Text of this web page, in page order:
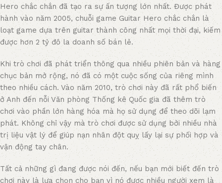
Hero chắc chắn đã tạo ra sự ấn tượng lớn nhất. Được phát
hành vào năm 2005, chuỗi game Guitar Hero chắc chắn là
loạt game dựa trên guitar thành công nhất mọi thời đại, kiếm
được hơn 2 tỷ đô la doanh số bán lẻ.
Khi trò chơi đã phát triển thông qua nhiều phiên bản và hàng
chục bản mở rộng, nó đã có một cuộc sống của riêng mình
theo nhiều cách. Vào năm 2010, trò chơi này đã rất phổ biến
ở Anh đến nỗi Văn phòng Thống kê Quốc gia đã thêm trò
chơi vào phần lớn hàng hóa mà họ sử dụng để theo dõi lạm
phát. Không chỉ vậy mà trò chơi được sử dụng bởi nhiều nhà
trị liệu vật lý để giúp nạn nhân đột quỵ lấy lại sự phối hợp và
vận động tay chân.
Tất cả những gì đang được nói đến, nếu bạn mới biết đến trò
chơi này là lựa chọn cho bạn vì nó được nhiều người xem là